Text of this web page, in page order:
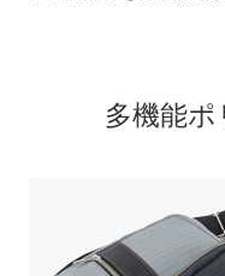
多機能